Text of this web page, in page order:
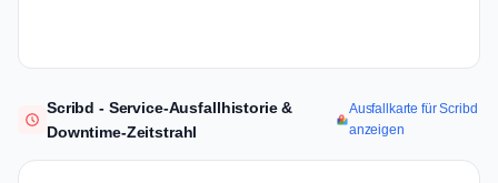
Scribd - Service-Ausfallhistorie &
Downtime-Zeitstrahl
Ausfallkarte für Scribd
anzeigen